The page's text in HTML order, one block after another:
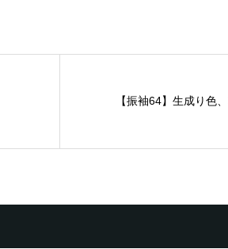
【振袖64】生成り色